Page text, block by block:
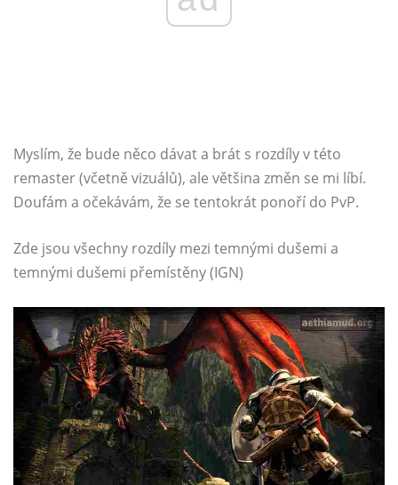
Myslím, že bude něco dávat a brát s rozdíly v této
remaster (včetně vizuálů), ale většina změn se mi líbí.
Doufám a očekávám, že se tentokrát ponoří do PvP.
Zde jsou všechny rozdíly mezi temnými dušemi a
temnými dušemi přemístěny (IGN)